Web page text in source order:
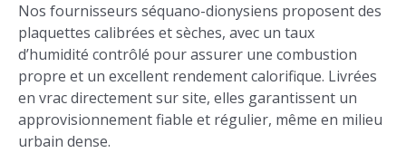
Nos fournisseurs séquano-dionysiens proposent des
plaquettes calibrées et sèches, avec un taux
d’humidité contrôlé pour assurer une combustion
propre et un excellent rendement calorifique. Livrées
en vrac directement sur site, elles garantissent un
approvisionnement fiable et régulier, même en milieu
urbain dense.